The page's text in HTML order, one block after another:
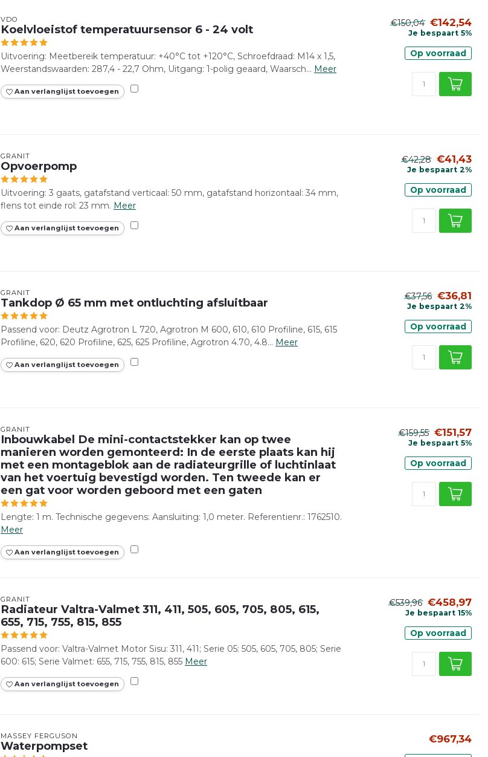
VDO
Koelvloeistof temperatuursensor 6 - 24 volt
Uitvoering: Meetbereik temperatuur: +40°C tot +120°C, Schroefdraad: M14 x 1,5,
Weerstandswaarden: 287,4 - 22,7 Ohm, Uitgang: 1-polig geaard, Waarsch... Meer
Aan verlanglijst toevoegen
€150,04 €142,54
Je bespaart 5%
Op voorraad
GRANIT
Opvoerpomp
Uitvoering: 3 gaats, gatafstand verticaal: 50 mm, gatafstand horizontaal: 34 mm,
flens tot einde rol: 23 mm. Meer
Aan verlanglijst toevoegen
€42,28 €41,43
Je bespaart 2%
Op voorraad
GRANIT
Tankdop Ø 65 mm met ontluchting afsluitbaar
Passend voor: Deutz Agrotron L 720, Agrotron M 600, 610, 610 Profiline, 615, 615
Profiline, 620, 620 Profiline, 625, 625 Profiline, Agrotron 4.70, 4.8... Meer
Aan verlanglijst toevoegen
€37,56 €36,81
Je bespaart 2%
Op voorraad
GRANIT
Inbouwkabel De mini-contactstekker kan op twee
manieren worden gemonteerd: In de eerste plaats kan hij
met een montageblok aan de radiateurgrille of luchtinlaat
van het voertuig bevestigd worden. Ten tweede kan er
een gat voor worden geboord met een gaten
Lengte: 1 m. Technische gegevens: Aansluiting: 1,0 meter. Referentienr.: 1762510.
Meer
Aan verlanglijst toevoegen
€159,55 €151,57
Je bespaart 5%
Op voorraad
GRANIT
Radiateur Valtra-Valmet 311, 411, 505, 605, 705, 805, 615,
655, 715, 755, 815, 855
Passend voor: Valtra-Valmet Motor Sisu: 311, 411; Serie 05: 505, 605, 705, 805; Serie
600: 615; Serie Valmet: 655, 715, 755, 815, 855 Meer
Aan verlanglijst toevoegen
€539,96 €458,97
Je bespaart 15%
Op voorraad
MASSEY FERGUSON
Waterpompset €967,34